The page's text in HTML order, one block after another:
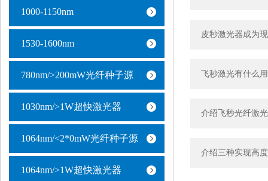
1000-1150nm
1530-1600nm
780nm/>200mW光纤种子源
1030nm/>1W超快激光器
1064nm/<2*0mW光纤种子源
1064nm/>1W超快激光器
皮秒激光器成为
飞秒激光有什么
介绍飞秒光纤激
介绍三种实现高